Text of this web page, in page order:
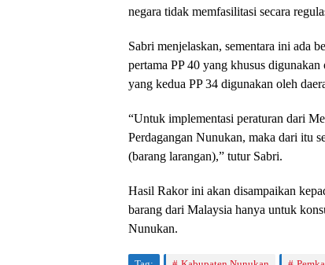
negara tidak memfasilitasi secara
Sabri menjelaskan, sementara ini ada
pertama PP 40 yang khusus
yang kedua PP 34 digunakan oleh
“Untuk implementasi peraturan dari
Perdagangan Nunukan, maka dari itu
(barang larangan),” tutur Sabri.
Hasil Rakor ini akan disampaikan
barang dari Malaysia hanya untuk
Nunukan.